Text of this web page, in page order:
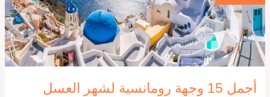
أجمل 15 وجهة رومانسية لشهر العسل
رومانسية
لشهر
العسل
2024